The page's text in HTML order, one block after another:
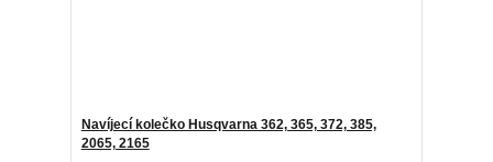
Navíjecí kolečko Husqvarna 362, 365, 372, 385,
2065, 2165